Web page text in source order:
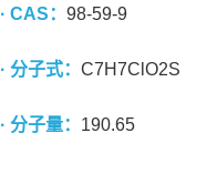
· CAS： 98-59-9
· 分子式： C7H7ClO2S
· 分子量： 190.65